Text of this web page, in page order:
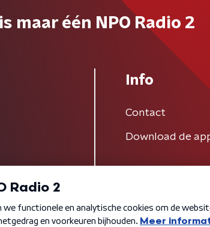
maar één NPO Radio 2
Info
Contact
Download de